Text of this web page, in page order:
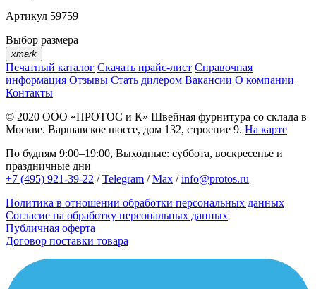
Артикул 59759
Выбор размера
xmark
Печатный каталог Скачать прайс-лист Справочная
информация Отзывы Стать дилером Вакансии О компании
Контакты
© 2020 ООО «ПРОТОС и К» Швейная фурнитура со склада в
Москве. Варшавское шоссе, дом 132, строение 9. На карте
По будням 9:00–19:00, Выходные: суббота, воскресенье и
праздничные дни
+7 (495) 921-39-22 /Telegram /Max /info@protos.ru
Политика в отношении обработки персональных данных
Согласие на обработку персональных данных
Публичная оферта
Договор поставки товара